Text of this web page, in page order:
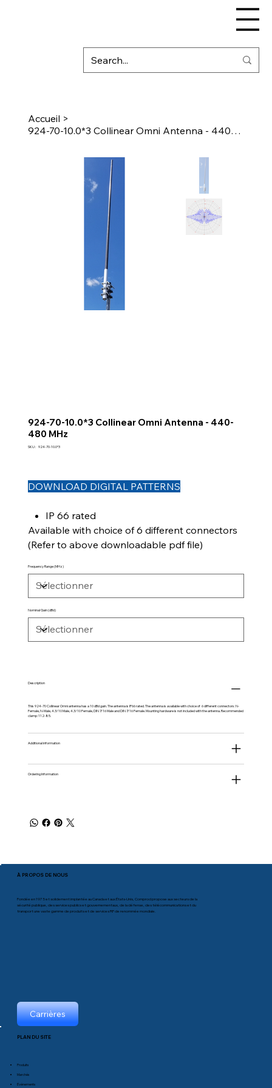
Accueil >
924-70-10.0*3 Collinear Omni Antenna - 440-480 MHz
924-70-10.0*3 Collinear Omni Antenna - 440-
480 MHz
SKU : SKU
924-70-10.0*3
DOWNLOAD DIGITAL PATTERNS
IP 66 rated
Available with choice of 6 different connectors
(Refer to above downloadable pdf file)
Frequency Range (MHz)
Nominal Gain (dBd)
Description
This 924-70 Collinear Omni antenna has a 10 dBd gain. The antenna is IP66 rated. The antenna is available with choice of 6 different connectors: N-
Female, N-Male, 4.3/10 Male, 4.3/10 Female, DIN 7/16 Male and DIN 7/16 Female. Mounting hardware is not included with the antenna. Recommended
clamp: 112-85.
Additional information
Ordering Information
À PROPOS DE NOUS
Fondée en 1975 et solidement implantée au Canada et aux États-Unis, Comprod propose aux secteurs de la
sécurité publique, des services publics et gouvernementaux, de la défense, des télécommunications et du
transport une vaste gamme de produits et de services RF de renommée mondiale.
Carrières
PLAN DU SITE
Produits
Marchés
Événements